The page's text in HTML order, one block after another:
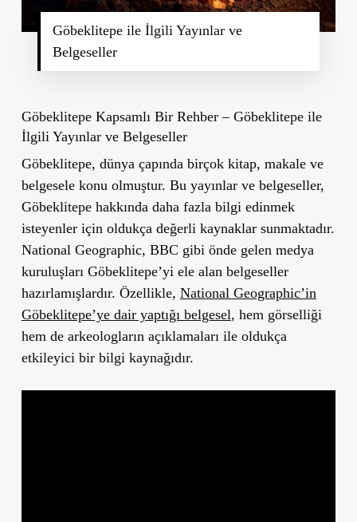
Göbeklitepe ile İlgili Yayınlar ve
Belgeseller
Göbeklitepe Kapsamlı Bir Rehber – Göbeklitepe ile
İlgili Yayınlar ve Belgeseller
Göbeklitepe, dünya çapında birçok kitap, makale ve
belgesele konu olmuştur. Bu yayınlar ve belgeseller,
Göbeklitepe hakkında daha fazla bilgi edinmek
isteyenler için oldukça değerli kaynaklar sunmaktadır.
National Geographic, BBC gibi önde gelen medya
kuruluşları Göbeklitepe’yi ele alan belgeseller
hazırlamışlardır. Özellikle, National Geographic’in
Göbeklitepe’ye dair yaptığı belgesel, hem görselliği
hem de arkeologların açıklamaları ile oldukça
etkileyici bir bilgi kaynağıdır.